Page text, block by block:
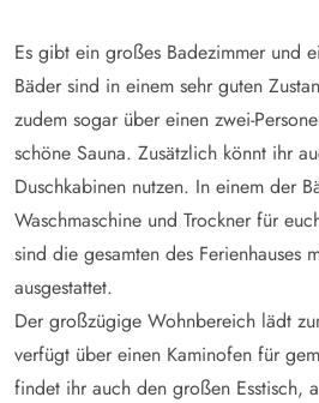
Es gibt ein großes Badezimmer und
Bäder sind in einem sehr guten
zudem sogar über einen zwei-
schöne Sauna. Zusätzlich könnt ihr
Duschkabinen nutzen. In einem der
Waschmaschine und Trockner für
sind die gesamten des Ferienhauses
ausgestattet.
Der großzügige Wohnbereich lädt
verfügt über einen Kaminofen für
findet ihr auch den großen Esstisch,